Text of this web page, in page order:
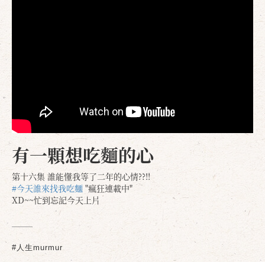
有一顆想吃麵的心
第十六集 誰能懂我等了二年的心情??!!
#今天誰來找我吃麵 "瘋狂連載中"
XD~~忙到忘記今天上片
#人生murmur